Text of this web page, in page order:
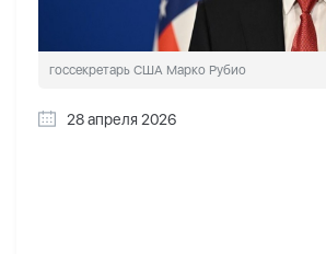
госсекретарь США Марко Рубио
28 апреля 2026